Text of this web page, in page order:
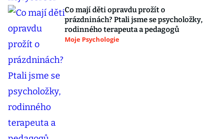
Co mají děti opravdu prožít o
prázdninách? Ptali jsme se psycholožky,
rodinného terapeuta a pedagogů
Moje Psychologie